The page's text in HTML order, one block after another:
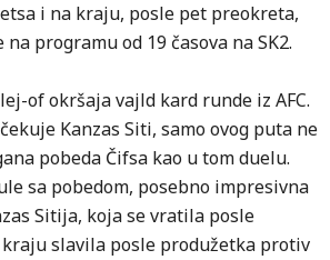
i na kraju, posle pet preokreta,
programu od 19 časova na SK2.
of okršaja vajld kard runde iz AFC.
Kanzas Siti, samo ovog puta ne
pobeda Čifsa kao u tom duelu.
sa pobedom, posebno impresivna
Sitija, koja se vratila posle
kraju slavila posle produžetka protiv